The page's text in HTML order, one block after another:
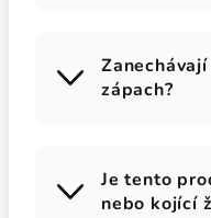
zápach?
Je tento
nebo kojící